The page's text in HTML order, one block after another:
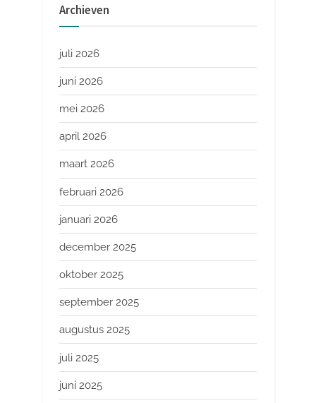
Archieven
juli 2026
juni 2026
mei 2026
april 2026
maart 2026
februari 2026
januari 2026
december 2025
oktober 2025
september 2025
augustus 2025
juli 2025
juni 2025